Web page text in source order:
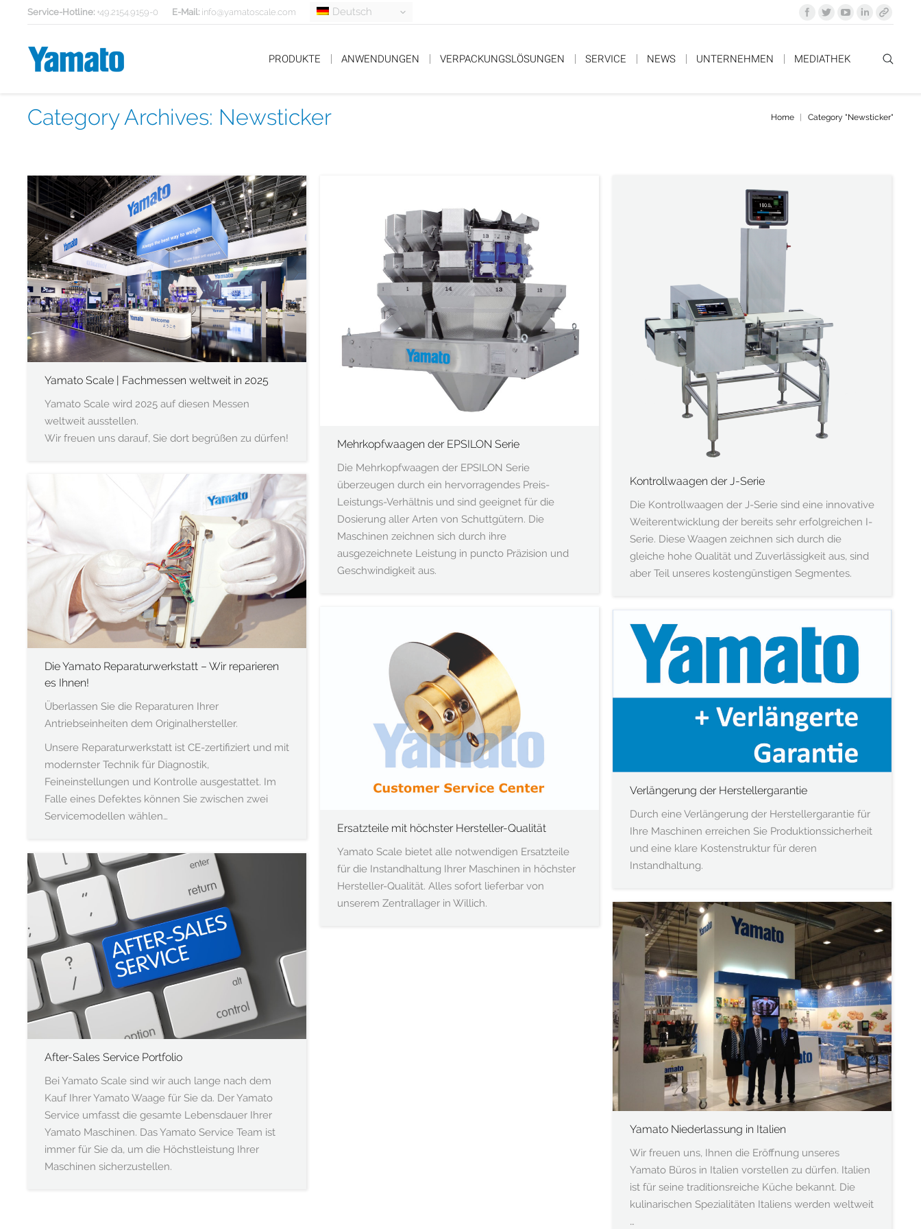
Service-Hotline: +49.2154.9159-0 E-Mail: info@yamatoscale.com Deutsch
PRODUKTE ANWENDUNGEN VERPACKUNGSLÖSUNGEN SERVICE NEWS UNTERNEHMEN MEDIATHEK
Category Archives: Newsticker Home Category "Newsticker"
Yamato Scale | Fachmessen weltweit in 2025
Yamato Scale wird 2025 auf diesen Messen
weltweit ausstellen.
Wir freuen uns darauf, Sie dort begrüßen zu dürfen!
Mehrkopfwaagen der EPSILON Serie
Die Mehrkopfwaagen der EPSILON Serie
überzeugen durch ein hervorragendes Preis-
Leistungs-Verhältnis und sind geeignet für die
Dosierung aller Arten von Schuttgütern. Die
Maschinen zeichnen sich durch ihre
ausgezeichnete Leistung in puncto Präzision und
Geschwindigkeit aus.
Kontrollwaagen der J-Serie
Die Kontrollwaagen der J-Serie sind eine innovative
Weiterentwicklung der bereits sehr erfolgreichen I-
Serie. Diese Waagen zeichnen sich durch die
gleiche hohe Qualität und Zuverlässigkeit aus, sind
aber Teil unseres kostengünstigen Segmentes.
Die Yamato Reparaturwerkstatt – Wir reparieren
es Ihnen!
Überlassen Sie die Reparaturen Ihrer
Antriebseinheiten dem Originalhersteller.
Unsere Reparaturwerkstatt ist CE-zertifiziert und mit
modernster Technik für Diagnostik,
Feineinstellungen und Kontrolle ausgestattet. Im
Falle eines Defektes können Sie zwischen zwei
Servicemodellen wählen…
Ersatzteile mit höchster Hersteller-Qualität
Yamato Scale bietet alle notwendigen Ersatzteile
für die Instandhaltung Ihrer Maschinen in höchster
Hersteller-Qualität. Alles sofort lieferbar von
unserem Zentrallager in Willich.
Verlängerung der Herstellergarantie
Durch eine Verlängerung der Herstellergarantie für
Ihre Maschinen erreichen Sie Produktionssicherheit
und eine klare Kostenstruktur für deren
Instandhaltung.
After-Sales Service Portfolio
Bei Yamato Scale sind wir auch lange nach dem
Kauf Ihrer Yamato Waage für Sie da. Der Yamato
Service umfasst die gesamte Lebensdauer Ihrer
Yamato Maschinen. Das Yamato Service Team ist
immer für Sie da, um die Höchstleistung Ihrer
Maschinen sicherzustellen.
Yamato Niederlassung in Italien
Wir freuen uns, Ihnen die Eröffnung unseres
Yamato Büros in Italien vorstellen zu dürfen. Italien
ist für seine traditionsreiche Küche bekannt. Die
kulinarischen Spezialitäten Italiens werden weltweit
…